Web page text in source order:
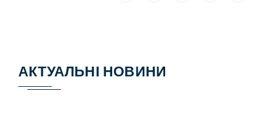
АКТУАЛЬНІ НОВИНИ